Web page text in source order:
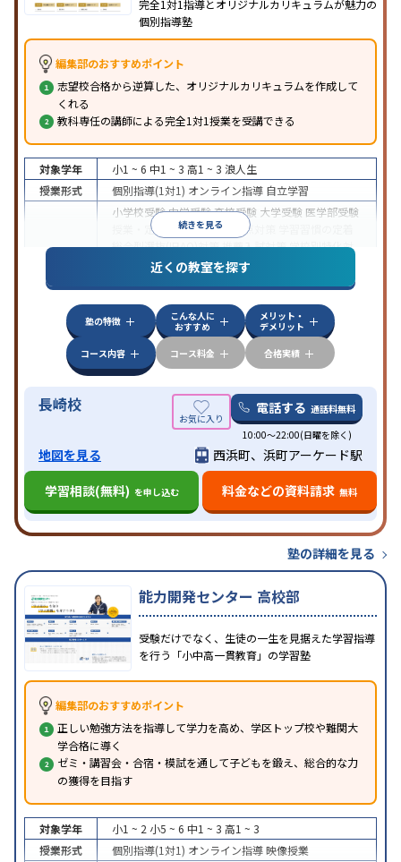
完全1対1指導とオリジナルカリキュラムが魅力の
個別指導塾
編集部のおすすめポイント
志望校合格から逆算した、オリジナルカリキュラムを作成して
くれる
教科専任の講師による完全1対1授業を受講できる
続きを見る
対象学年 小1 ~ 6 中1 ~ 3 高1 ~ 3 浪人生
授業形式
個別指導(1対1) オンライン指導 自立学習
小学校受験中学受験高校受験 大学受験 医学部受験
授業・定期テスト対策
内申点対策
総合型選抜(旧AO)対策推薦入試対策学校別特化対
国公立大対策私大対策 共通テスト対策
特徴
中高一貫校生に対応授業の振替可能 学習にPC・タ
ブレットを利用オンライン対応1科目から受講可能
季節講習のみの受講可 発達障害の子どもに対応
習室あり
近くの教室を探す
塾の特徴
こんな人に
おすすめ
メリット・
デメリット
コース内容
コース料金 合格実績
長崎校 電話する 通話料無料
10:00～22:00(日曜を除く)
地図を見る
西浜町、浜町アーケード駅
学習相談(無料) を申し込む 料金などの資料請求 無料
塾の詳細を見る
能力開発センター 高校部
受験だけでなく、生徒の一生を見据えた学習指導
を行う「小中高一貫教育」の学習塾
編集部のおすすめポイント
正しい勉強方法を指導して学力を高め、学区トップ校や難関大
学合格に導く
ゼミ・講習会・合宿・模試を通して子どもを鍛え、総合的な力
の獲得を目指す
対象学年 小1 ~ 2 小5 ~ 6 中1 ~ 3 高1 ~ 3
授業形式
個別指導(1対1) オンライン指導映像授業